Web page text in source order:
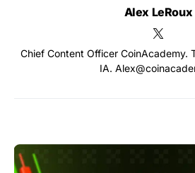
Alex LeRoux
Chief Content Officer CoinAcademy.
IA.